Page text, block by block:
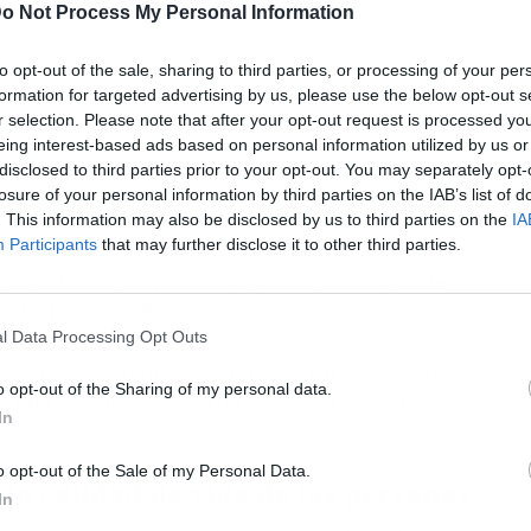
Not Process My Personal Information
opt-out of the sale, sharing to third parties, or processing of your
for targeted advertising by us, please use the below opt-out
selection. Please note that after your opt-out request is processed
interest-based ads based on personal information utilized by us
to third parties prior to your opt-out. You may separately
of your personal information by third parties on the IAB’s list of
This information may also be disclosed by us to third parties on the
Participants that may further disclose it to other third parties.
Data Processing Opt Outs
opt-out of the Sharing of my personal data.
opt-out of the Sale of my Personal Data.
desarrollándose el temido trastorno
con un psicólogo que se encargue de
cognitivo-conductual que ofrece
los
localidad de la isla de Mallorca, pero
calidad de vida de las personas